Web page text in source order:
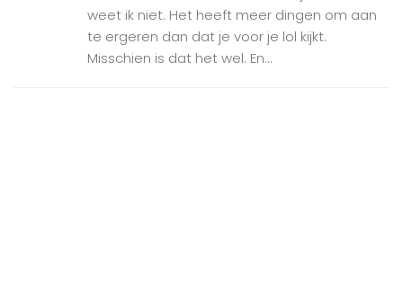
weet ik niet. Het heeft meer dingen om aan
te ergeren dan dat je voor je lol kijkt.
Misschien is dat het wel. En...